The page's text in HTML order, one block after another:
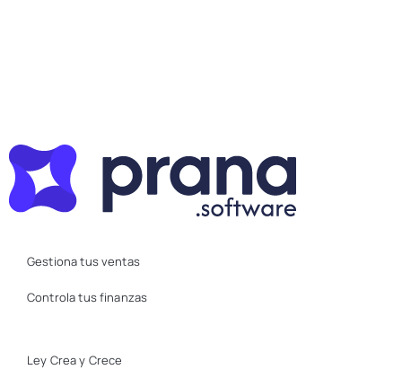
Gestiona tus ventas
Controla tus finanzas
Ley Crea y Crece